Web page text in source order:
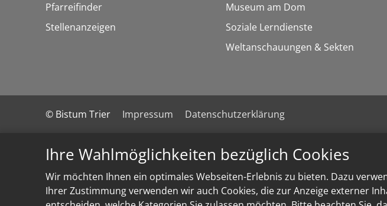
Ihre Wahlmöglichkeiten bezüglich Cookies
Wir möchten Ihnen ein optimales Webseiten-Erlebnis zu bieten. Dazu
Ihrer Zustimmung verwenden wir auch Cookies, die zur Anzeige externer
Pfarreifinder
Stellenanzeigen
Museum am Dom
Soziale Lerndienste
Weltanschauungen & Sekten
© Bistum Trier Impressum Datenschutzerklärung